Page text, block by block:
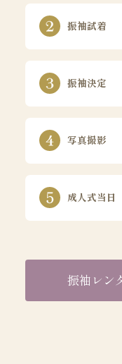
振袖試着
振袖決定
写真撮影
成人式当日
振袖レン